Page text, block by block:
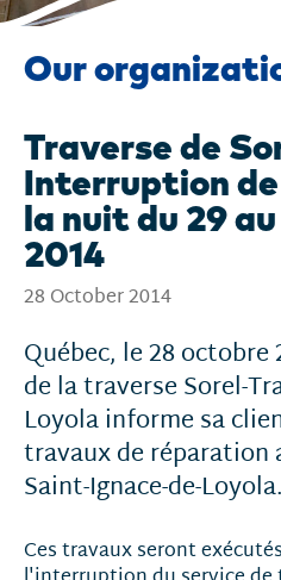
Our
Traverse de
Interruption
la nuit du 29
2014
28 October 2014
Québec, le 28 octobre
de la traverse Sorel-
Loyola informe sa
travaux de réparation
Saint-Ignace-de-Loyola.
Ces travaux seront